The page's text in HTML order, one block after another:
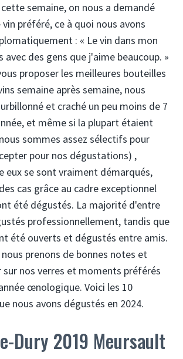
semaine, on nous a demandé
préféré, ce à quoi nous avons
: « Le vin dans mon
avec des gens que j'aime beaucoup. »
proposer les meilleures bouteilles
semaine après semaine, nous
et craché un peu moins de 7
et même si la plupart étaient
sommes assez sélectifs pour
pour nos dégustations) ,
eux se sont vraiment démarqués,
cas grâce au cadre exceptionnel
été dégustés. La majorité d'entre
professionnellement, tandis que
été ouverts et dégustés entre amis.
prenons de bonnes notes et
sur nos verres et moments préférés
œnologique. Voici les 10
nous avons dégustés en 2024.
Dury 2019 Meursault